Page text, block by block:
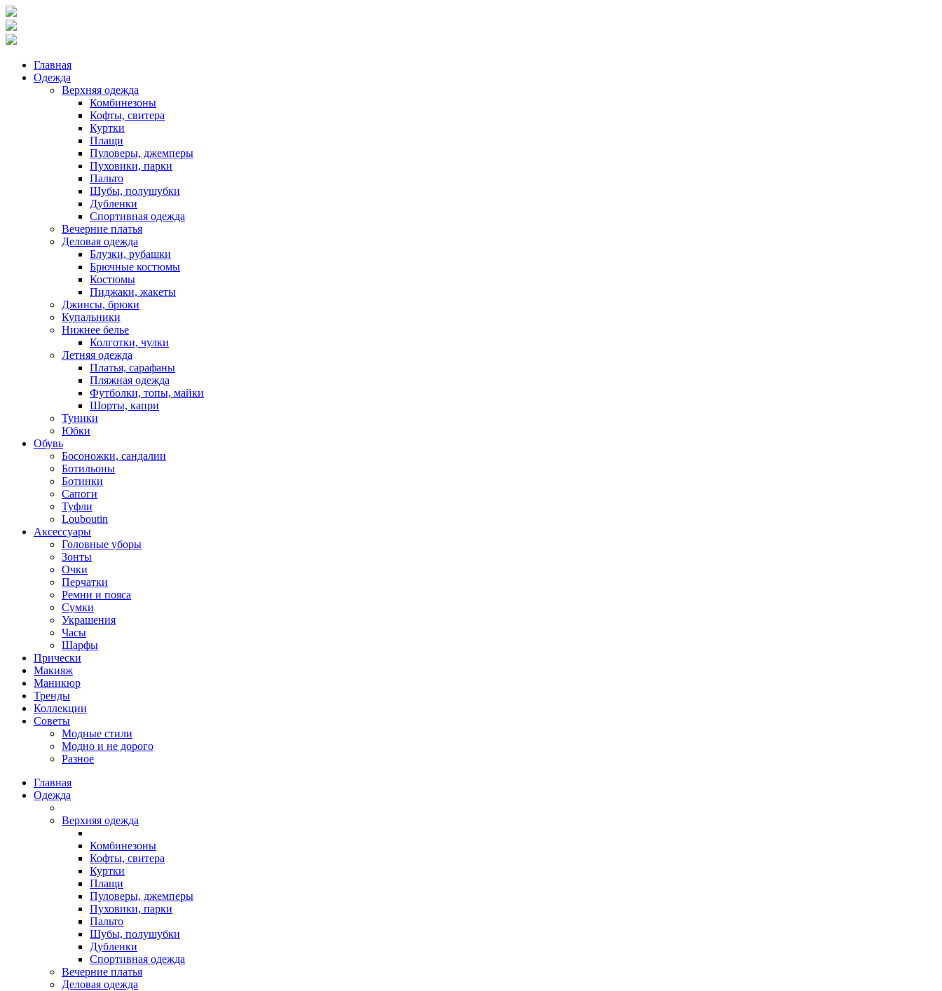
Главная
Одежда
Верхняя одежда
Комбинезоны
Кофты, свитера
Куртки
Плащи
Пуловеры, джемперы
Пуховики, парки
Пальто
Шубы, полушубки
Дубленки
Спортивная одежда
Вечерние платья
Деловая одежда
Блузки, рубашки
Брючные костюмы
Костюмы
Пиджаки, жакеты
Джинсы, брюки
Купальники
Нижнее белье
Колготки, чулки
Летняя одежда
Платья, сарафаны
Пляжная одежда
Футболки, топы, майки
Шорты, капри
Туники
Юбки
Обувь
Босоножки, сандалии
Ботильоны
Ботинки
Сапоги
Туфли
Louboutin
Аксессуары
Головные уборы
Зонты
Очки
Перчатки
Ремни и пояса
Сумки
Украшения
Часы
Шарфы
Прически
Макияж
Маникюр
Тренды
Коллекции
Советы
Модные стили
Модно и не дорого
Разное
Главная
Одежда
Верхняя одежда
Комбинезоны
Кофты, свитера
Куртки
Плащи
Пуловеры, джемперы
Пуховики, парки
Пальто
Шубы, полушубки
Дубленки
Спортивная одежда
Вечерние платья
Деловая одежда